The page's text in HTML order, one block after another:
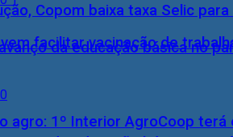
da educação básica no
Copom baixa taxa Selic para
facilitar vacinação de
agro: 1º Interior AgroCoop